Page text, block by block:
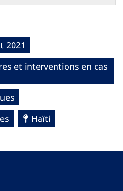
2021
et interventions en cas
Haïti